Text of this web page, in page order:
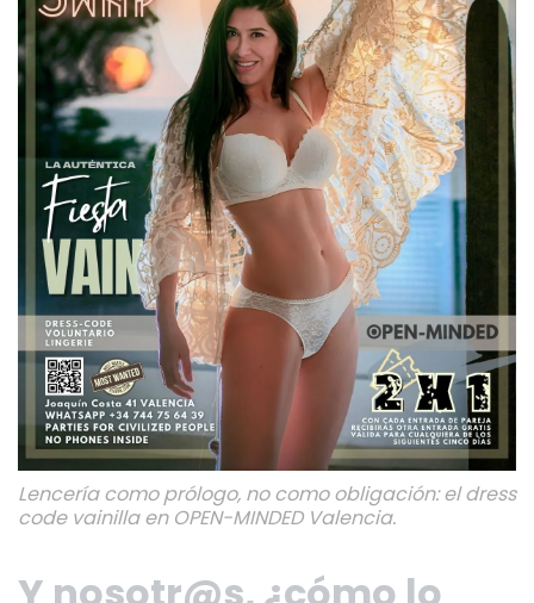
Lencería como prólogo, no como obligación: el dress
code vainilla en OPEN-MINDED Valencia.
Y nosotr@s, ¿cómo lo